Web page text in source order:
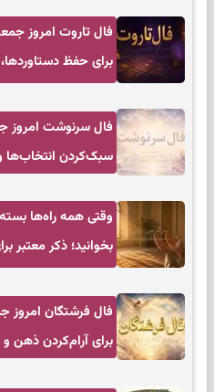
برای حفظ
سبک‌کردن انتخاب‌ها
وقتی همه راه‌ها
بخوانید؛ ذکر معتبر
برای آرام‌کردن ذهن